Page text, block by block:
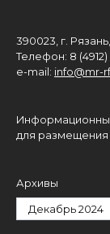
390023, г.
Телефон: 8
e-mail: info@mr-
для размещения
Архивы